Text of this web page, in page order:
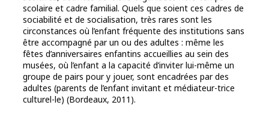
scolaire et cadre familial. Quels que soient ces cadres de
sociabilité et de socialisation, très rares sont les
circonstances où l’enfant fréquente des institutions sans
être accompagné par un ou des adultes : même les
fêtes d’anniversaires enfantins accueillies au sein des
musées, où l’enfant a la capacité d’inviter lui-même un
groupe de pairs pour y jouer, sont encadrées par des
adultes (parents de l’enfant invitant et médiateur-trice
culturel-le) (Bordeaux, 2011).